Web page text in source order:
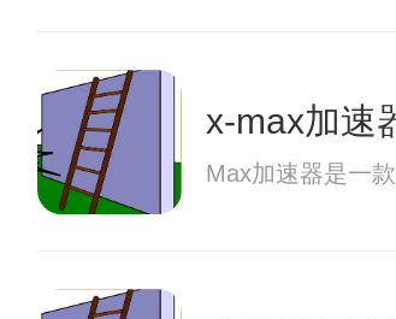
x-max加速
Max加速器是一